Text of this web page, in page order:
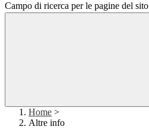
Campo di ricerca per le pagine del sito
Home >
Altre info